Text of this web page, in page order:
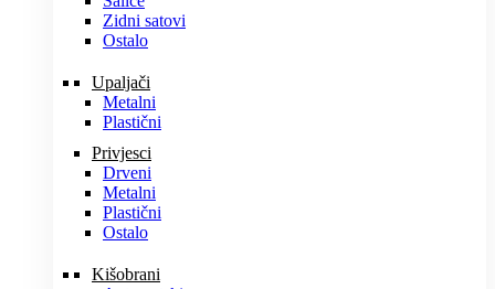
Zidni satovi
Ostalo
Upaljači
Metalni
Plastični
Privjesci
Drveni
Metalni
Plastični
Ostalo
Kišobrani